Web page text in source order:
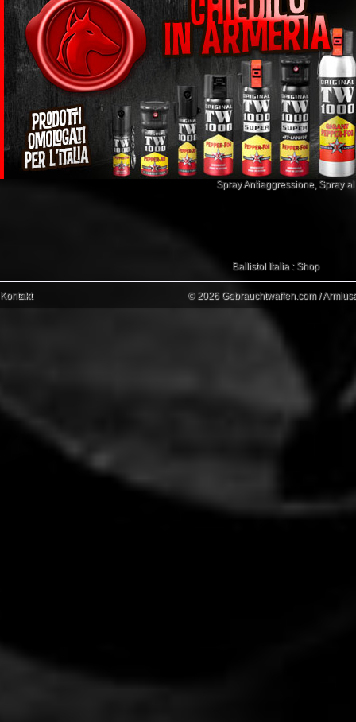
Spray Antiaggressione, Spray
Ballistol Italia : Shop
Kontakt © 2026 Gebrauchtwaffen.com /